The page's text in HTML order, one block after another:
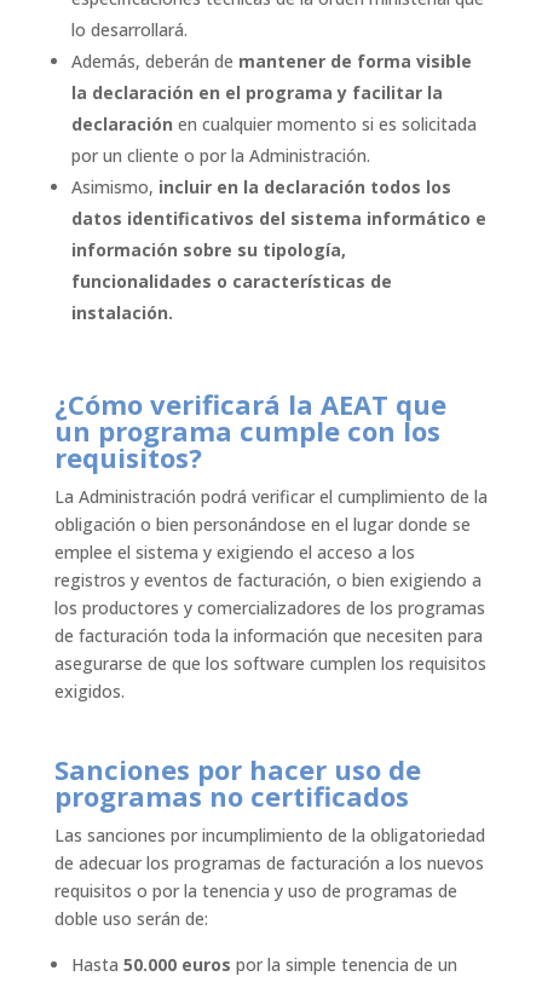
lo desarrollará.
Además, deberán de mantener de forma visible
la declaración en el programa y facilitar la
declaración en cualquier momento si es solicitada
por un cliente o por la Administración.
Asimismo, incluir en la declaración todos los
datos identificativos del sistema informático e
información sobre su tipología,
funcionalidades o características de
instalación.
¿Cómo verificará la AEAT que
un programa cumple con los
requisitos?
La Administración podrá verificar el cumplimiento de la
obligación o bien personándose en el lugar donde se
emplee el sistema y exigiendo el acceso a los
registros y eventos de facturación, o bien exigiendo a
los productores y comercializadores de los programas
de facturación toda la información que necesiten para
asegurarse de que los software cumplen los requisitos
exigidos.
Sanciones por hacer uso de
programas no certificados
Las sanciones por incumplimiento de la obligatoriedad
de adecuar los programas de facturación a los nuevos
requisitos o por la tenencia y uso de programas de
doble uso serán de:
Hasta 50.000 euros por la simple tenencia de un